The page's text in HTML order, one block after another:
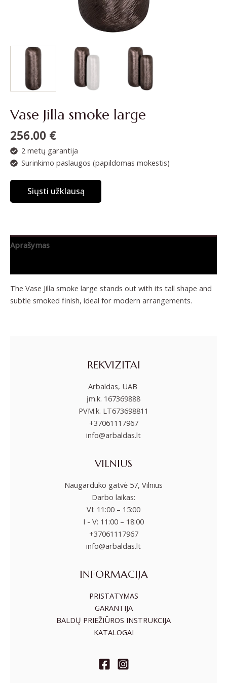
Vase Jilla smoke large
256.00 €
2 metų garantija
Surinkimo paslaugos (papildomas mokestis)
Siųsti užklausą
Aprašymas
The Vase Jilla smoke large stands out with its tall shape and
subtle smoked finish, ideal for modern arrangements.
REKVIZITAI
Arbaldas, UAB
įm.k. 167369888
PVM.k. LT673698811
+37061117967
info@arbaldas.lt
VILNIUS
Naugarduko gatvė 57, Vilnius
Darbo laikas:
VI: 11:00 – 15:00
I - V: 11:00 – 18:00
+37061117967
info@arbaldas.lt
INFORMACIJA
PRISTATYMAS
GARANTIJA
BALDŲ PRIEŽIŪROS INSTRUKCIJA
KATALOGAI